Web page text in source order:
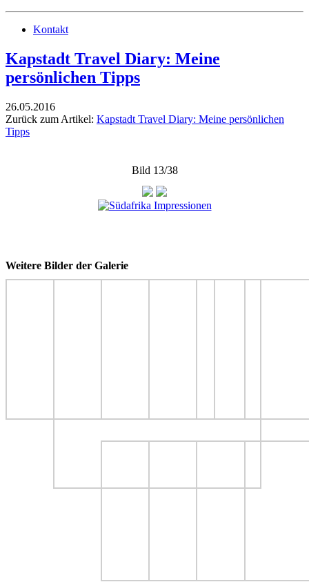
Kontakt
Kapstadt Travel Diary: Meine
persönlichen Tipps
26.05.2016
Zurück zum Artikel: Kapstadt Travel Diary: Meine persönlichen
Tipps
Bild 13/38
Weitere Bilder der Galerie